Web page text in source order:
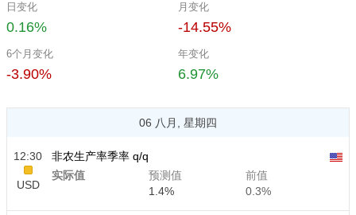
日变化
0.16%
月变化
-14.55%
6个月变化
-3.90%
年变化
6.97%
06 八月, 星期四
12:30
USD
非农生产率季率 q/q
实际值
预测值
1.4%
前值
0.3%